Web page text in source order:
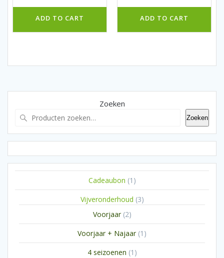
ADD TO CART ADD TO CART
Zoeken
Zoeken
Cadeaubon 1 1
product
Vijveronderhoud 33
Voorjaar 22
producten
Voorjaar + Najaar 1 1
product
4 seizoenen 1 1